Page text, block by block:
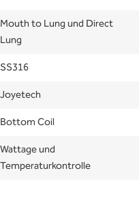
Mouth to Lung und Direct
Lung
SS316
Joyetech
Bottom Coil
Wattage und
Temperaturkontrolle